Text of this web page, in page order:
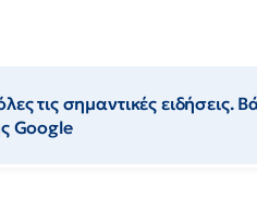
τις σημαντικές
Google